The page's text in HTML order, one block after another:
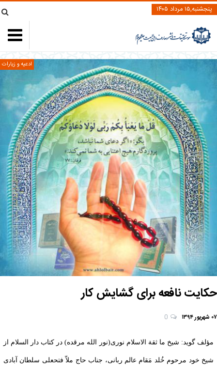
پنجشنبه,۱۵ مرداد ۱۴۰۵
حکایت نافعه برای گشایش کار
۰۷ شهریور ۱۳۹۴ 0
ادعیه و زیارات
مؤلف گويد: شيخ ما ثقة الاسلام نورى(نور الله مرقده) در كتاب دار السلام از
شيخ خود مرحوم خُلد مَقام‏ عالم ربانى، جناب حاج ملاّ فتحعلى سلطان ‏آبادى